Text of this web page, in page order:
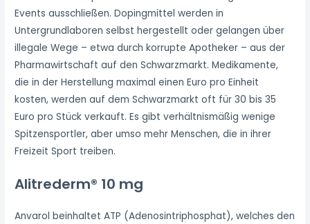
Events ausschließen. Dopingmittel werden in
Untergrundlaboren selbst hergestellt oder gelangen über
illegale Wege – etwa durch korrupte Apotheker – aus der
Pharmawirtschaft auf den Schwarzmarkt. Medikamente,
die in der Herstellung maximal einen Euro pro Einheit
kosten, werden auf dem Schwarzmarkt oft für 30 bis 35
Euro pro Stück verkauft. Es gibt verhältnismäßig wenige
Spitzensportler, aber umso mehr Menschen, die in ihrer
Freizeit Sport treiben.
Alitrederm® 10 mg
Anvarol beinhaltet ATP (Adenosintriphosphat), welches den